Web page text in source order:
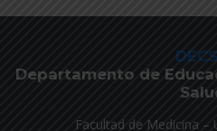
Departamento de
Facultad de Medicina –